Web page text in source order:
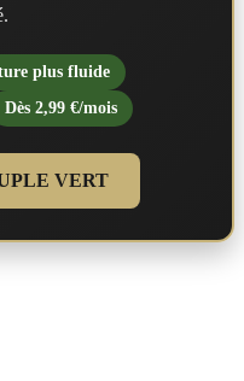
plus fluide
Dès 2,99 €/mois
VERT